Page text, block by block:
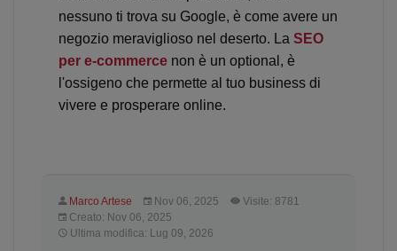
nessuno ti trova su Google, è come avere un
negozio meraviglioso nel deserto. La SEO
per e-commercenon è un optional, è
l'ossigeno che permette al tuo business di
vivere e prosperare online.
Marco Artese Nov 06, 2025
Visite: 8781
Creato: Nov 06, 2025
Ultima modifica: Lug 09, 2026